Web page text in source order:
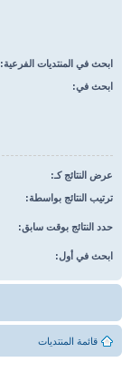
ابحث في المنتديات الفرعية:
ابحث في:
عرض النتائج كـ:
ترتيب النتائج بواسطة:
حدد النتائج بوقت سابق:
ابحث في أول:
قائمة المنتديات